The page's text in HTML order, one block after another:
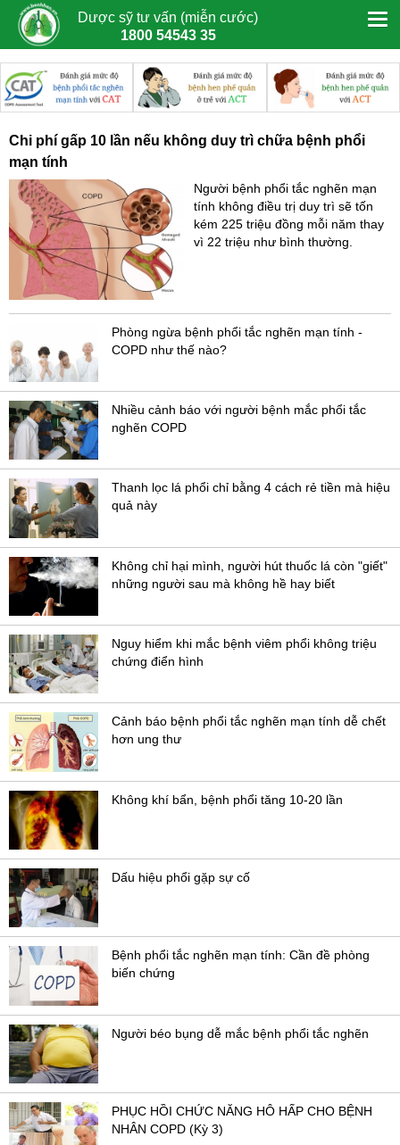
Dược sỹ tư vấn (miễn cước)
1800 54543 35
Chi phí gấp 10 lần nếu không duy trì chữa bệnh phổi
mạn tính
Người bệnh phổi tắc nghẽn mạn
tính không điều trị duy trì sẽ tốn
kém 225 triệu đồng mỗi năm thay
vì 22 triệu như bình thường.
Phòng ngừa bệnh phổi tắc nghẽn mạn tính -
COPD như thế nào?
Nhiều cảnh báo với người bệnh mắc phổi tắc
nghẽn COPD
Thanh lọc lá phổi chỉ bằng 4 cách rẻ tiền mà hiệu
quả này
Không chỉ hại mình, người hút thuốc lá còn "giết"
những người sau mà không hề hay biết
Nguy hiểm khi mắc bệnh viêm phổi không triệu
chứng điển hình
Cảnh báo bệnh phổi tắc nghẽn mạn tính dễ chết
hơn ung thư
Không khí bẩn, bệnh phổi tăng 10-20 lần
Dấu hiệu phổi gặp sự cố
Bệnh phổi tắc nghẽn mạn tính: Cần đề phòng
biến chứng
Người béo bụng dễ mắc bệnh phổi tắc nghẽn
PHỤC HỒI CHỨC NĂNG HÔ HẤP CHO BỆNH
NHÂN COPD (Kỳ 3)